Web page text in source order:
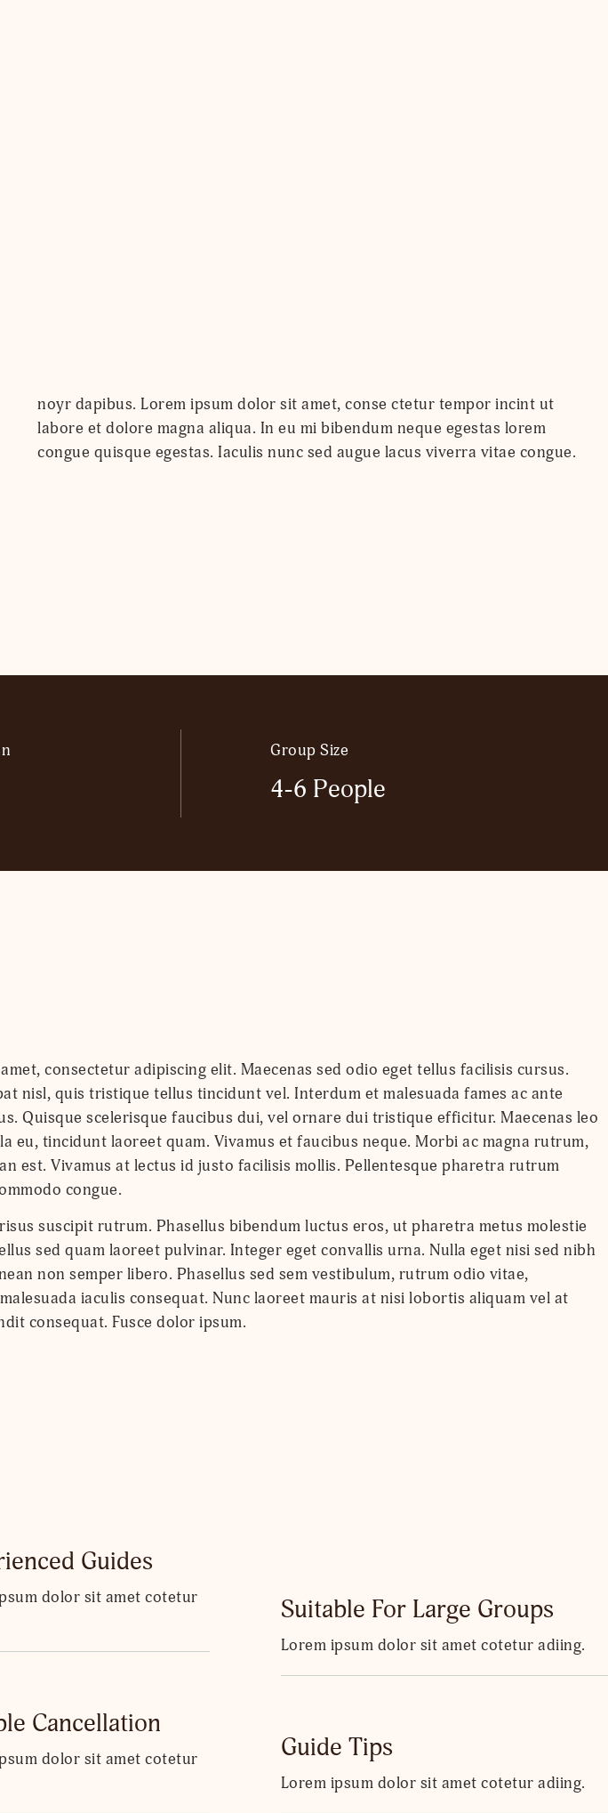
congue quisque egestas. Iaculis nunc sed augue lacus viverra vitae congue.
Group Size
4-6 People
consectetur adipiscing elit. Maecenas sed odio eget tellus facilisis cursus.
nisl, quis tristique tellus tincidunt vel. Interdum et malesuada fames ac ante
Quisque scelerisque faucibus dui, vel ornare dui tristique efficitur. Maecenas leo
eu, tincidunt laoreet quam. Vivamus et faucibus neque. Morbi ac magna rutrum,
est. Vivamus at lectus id justo facilisis mollis. Pellentesque pharetra rutrum
congue.
suscipit rutrum. Phasellus bibendum luctus eros, ut pharetra metus molestie
sed quam laoreet pulvinar. Integer eget convallis urna. Nulla eget nisi sed nibh
non semper libero. Phasellus sed sem vestibulum, rutrum odio vitae,
iaculis consequat. Nunc laoreet mauris at nisi lobortis aliquam vel at
consequat. Fusce dolor ipsum.
Guides
dolor sit amet cotetur
Cancellation
dolor sit amet cotetur
Suitable For Large Groups
Lorem ipsum dolor sit amet cotetur adiing.
Guide Tips
Lorem ipsum dolor sit amet cotetur adiing.